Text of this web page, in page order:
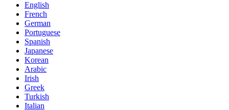
English
French
German
Portuguese
Spanish
Japanese
Korean
Arabic
Irish
Greek
Turkish
Italian